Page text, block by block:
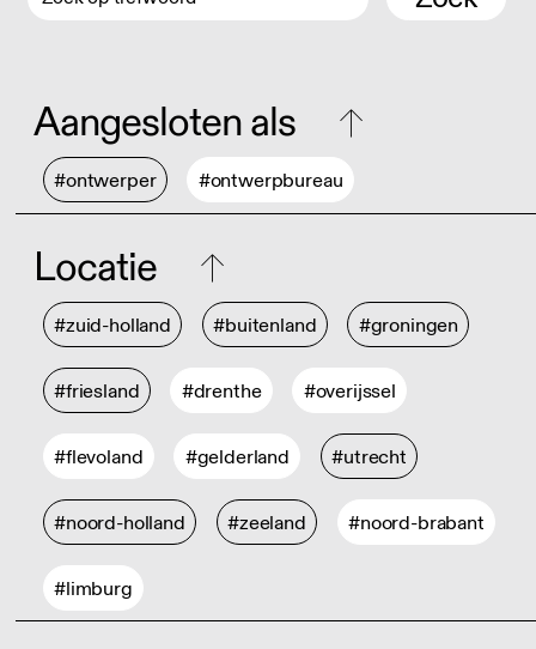
Aangesloten als
#ontwerper #ontwerpbureau
Locatie
#zuid-holland #buitenland #groningen
#friesland #drenthe #overijssel
#flevoland #gelderland #utrecht
#noord-holland #zeeland #noord-brabant
#limburg